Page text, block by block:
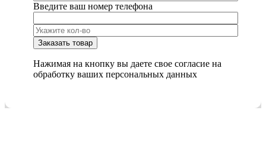
Введите ваш номер телефона
Нажимая на кнопку вы даете свое согласие на
обработку ваших персональных данных